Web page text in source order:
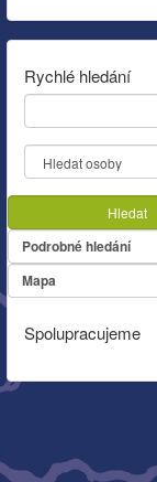
Rychlé hledání
Hledat
Podrobné hledání
Mapa
Spolupracujeme